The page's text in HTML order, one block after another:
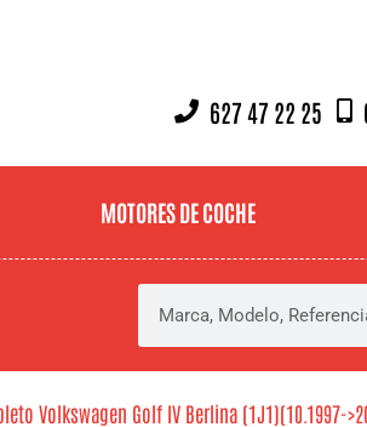
627 47 22 25
MOTORES DE COCHE
Volkswagen Golf IV Berlina (1J1)(10.1997-